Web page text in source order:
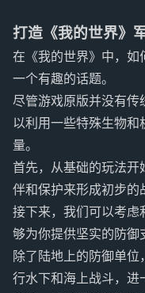
打造《我的世界》
在《我的世界》中，如
一个有趣的话题。
尽管游戏原版并没有传
以利用一些特殊生物和
量。
首先，从基础的玩法开
伴和保护来形成初步的
接下来，我们可以考虑
够为你提供坚实的防御
除了陆地上的防御单
行水下和海上战斗，进